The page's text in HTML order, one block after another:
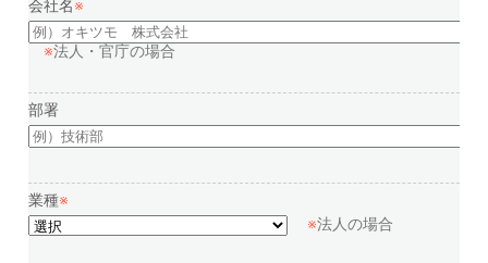
会社名※
※法人・官庁の場合
部署
業種※
※法人の場合